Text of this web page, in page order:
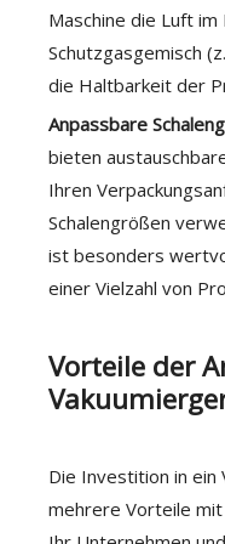
Maschine die Luft im
Schutzgasgemisch
die Haltbarkeit der
Anpassbare
bieten
Ihren
Schalengrößen
ist besonders
einer Vielzahl von
Vorteile der
Die Investition in ein
mehrere Vorteile